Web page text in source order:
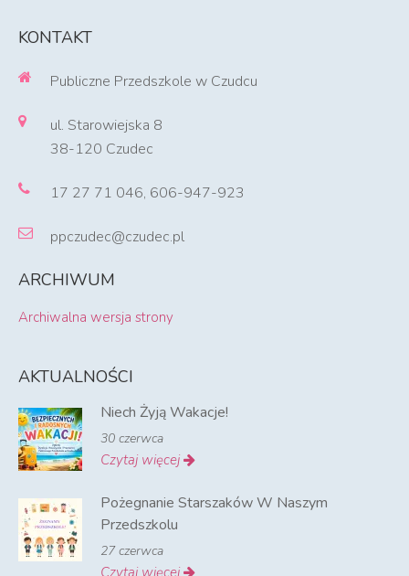
KONTAKT
Publiczne Przedszkole w Czudcu
ul. Starowiejska 8
38-120 Czudec
17 27 71 046, 606-947-923
ppczudec@czudec.pl
ARCHIWUM
Archiwalna wersja strony
AKTUALNOŚCI
Niech Żyją Wakacje!
30 czerwca
Czytaj więcej
Pożegnanie Starszaków W Naszym
Przedszkolu
27 czerwca
Czytaj więcej